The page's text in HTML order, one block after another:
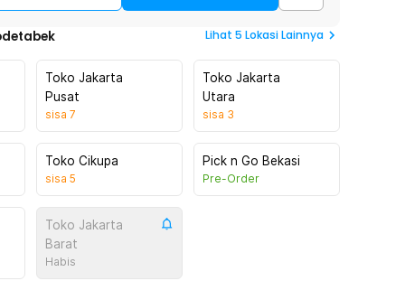
Lihat 5 Lokasi Lainnya
Toko Jakarta
Pusat
sisa 7
Toko Jakarta
Utara
sisa 3
Toko Cikupa
sisa 5
Pick n Go Bekasi
Pre-Order
Toko Jakarta
Barat
Habis